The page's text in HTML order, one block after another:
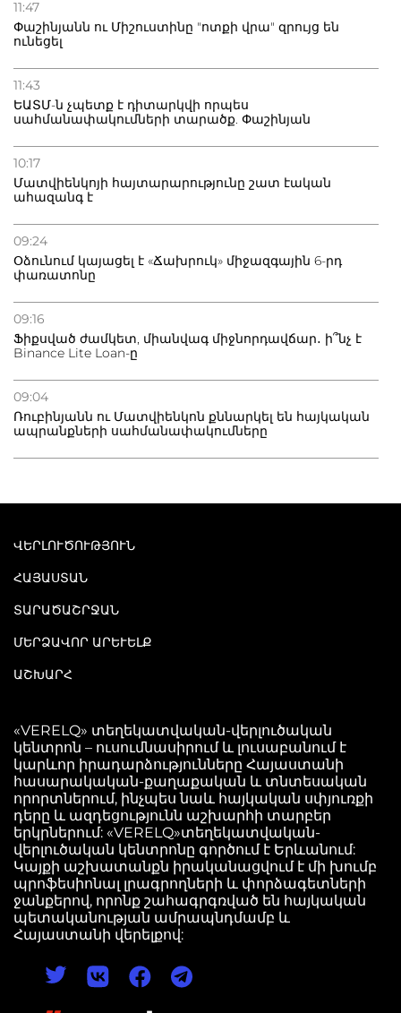
11:47
Փաշինյանն ու Միշուստինը "ոտքի վրա" զրույց են
ունեցել
11:43
ԵԱՏՄ-ն չպետք է դիտարկվի որպես
սահմանափակումների տարածք. Փաշինյան
10:17
Մատվիենկոյի հայտարարությունը շատ էական
ահազանգ է
09:24
Օձունում կայացել է «Ճախրուկ» միջազգային 6-րդ
փառատոնը
09:16
Ֆիքսված ժամկետ, միանվագ միջնորդավճար․ ի՞նչ է
Binance Lite Loan-ը
09:04
Ռուբինյանն ու Մատվիենկոն քննարկել են հայկական
ապրանքների սահմանափակումները
ՎԵՐԼՈՒԾՈՒԹՅՈՒՆ
ՀԱՅԱՍՏԱՆ
ՏԱՐԱԾԱՇՐՋԱՆ
ՄԵՐՁԱՎՈՐ ԱՐԵՒԵԼՔ
ԱՇԽԱՐՀ
«VERELQ» տեղեկատվական-վերլուծական
կենտրոն – ուսումնասիրում և լուսաբանում է
կարևոր իրադարձությունները Հայաստանի
հասարակական-քաղաքական և տնտեսական
որորտներում, ինչպես նաև հայկական սփյուռքի
դերը և ազդեցությունն աշխարհի տարբեր
երկրներում: «VERELQ»տեղեկատվական-
վերլուծական կենտրոնը գործում է Երևանում:
Կայքի աշխատանքն իրականացվում է մի խումբ
պրոֆեսիոնալ լրագրողների և փորձագետների
ջանքերով, որոնք շահագրգռված են հայկական
պետականության ամրապնդմամբ և
Հայաստանի վերելքով: